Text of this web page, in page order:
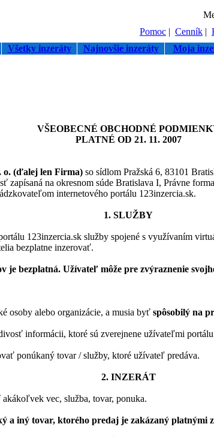
Pomoc | Cenník |
Všetky inzeráty Najnovšie inzeráty Moja
VŠEOBECNÉ OBCHODNÉ
PLATNÉ OD 21. 11. 2007
o. (ďalej len Firma) so sídlom Pražská 6, 83101
zapísaná na okresnom súde Bratislava I, Právne
internetového portálu 123inzercia.sk.
1. SLUŽBY
123inzercia.sk služby spojené s využívaním
bezplatne inzerovať.
je bezplatná. Užívateľ môže pre zvýraznenie
osoby alebo organizácie, a musia byť spôsobilý na
informácii, ktoré sú zverejnene užívateľmi
ponúkaný tovar / služby, ktoré užívateľ predáva.
2. INZERÁT
vec, služba, tovar, ponuka.
a iný tovar, ktorého predaj je zakázaný platnými